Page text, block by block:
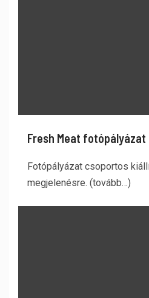
Fresh Meat fotópályázat
Fotópályázat csoportos
megjelenésre. (tovább…)